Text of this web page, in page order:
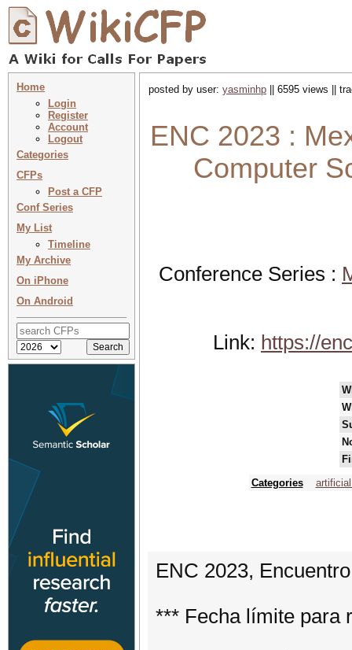
Home
Login
Register
Account
Logout
Categories
CFPs
Post a CFP
Conf Series
My List
Timeline
My Archive
On iPhone
On Android
posted by user: yasminhp || 6595 views ||
ENC 2023 :
Computer
Conference Series :
Link: https://
Categories
ENC 2023,
*** Fecha límite para